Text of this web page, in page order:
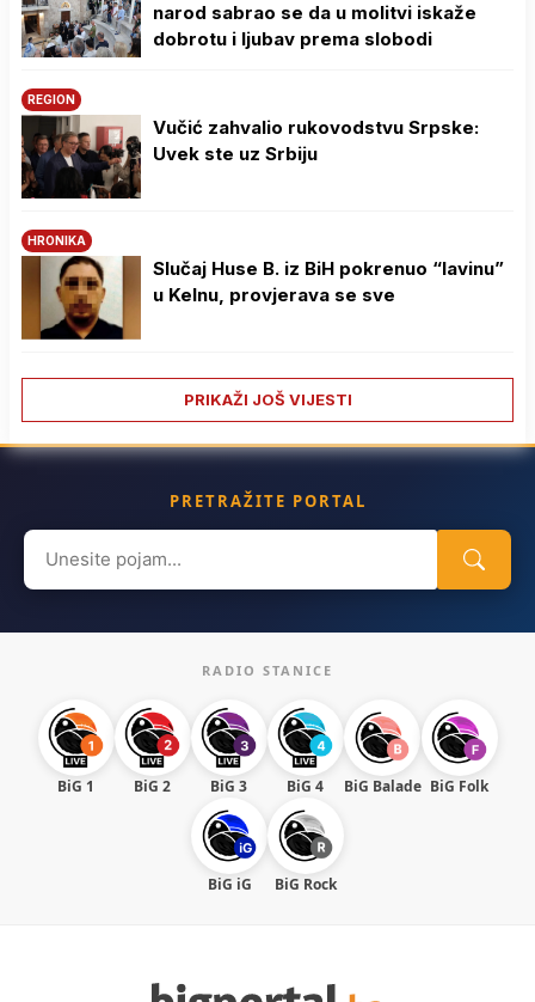
narod sabrao se da u molitvi iskaže
dobrotu i ljubav prema slobodi
REGION
Vučić zahvalio rukovodstvu Srpske:
Uvek ste uz Srbiju
HRONIKA
Slučaj Huse B. iz BiH pokrenuo “lavinu”
u Kelnu, provjerava se sve
PRIKAŽI JOŠ VIJESTI
PRETRAŽITE PORTAL
Search
for:
RADIO STANICE
BiG 1 BiG 2 BiG 3 BiG 4 BiG Balade BiG Folk
BiG iG BiG Rock